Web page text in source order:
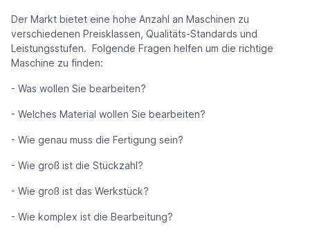
Der Markt bietet eine hohe Anzahl an Maschinen zu
verschiedenen Preisklassen, Qualitäts-Standards und
Leistungsstufen. Folgende Fragen helfen um die richtige
Maschine zu finden:
- Was wollen Sie bearbeiten?
- Welches Material wollen Sie bearbeiten?
- Wie genau muss die Fertigung sein?
- Wie groß ist die Stückzahl?
- Wie groß ist das Werkstück?
- Wie komplex ist die Bearbeitung?